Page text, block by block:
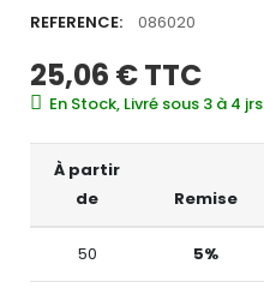
REFERENCE:
086020
25,06 €TTC
En Stock, Livré sous 3 à 4 jrs
À partir
de
Remise
50 5%